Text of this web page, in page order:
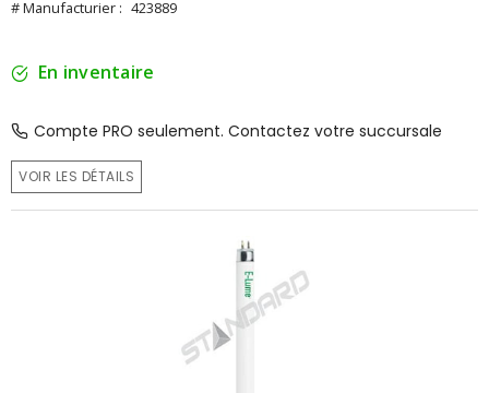
# Manufacturier : 423889
En inventaire
Compte PRO seulement. Contactez votre succursale
VOIR LES DÉTAILS